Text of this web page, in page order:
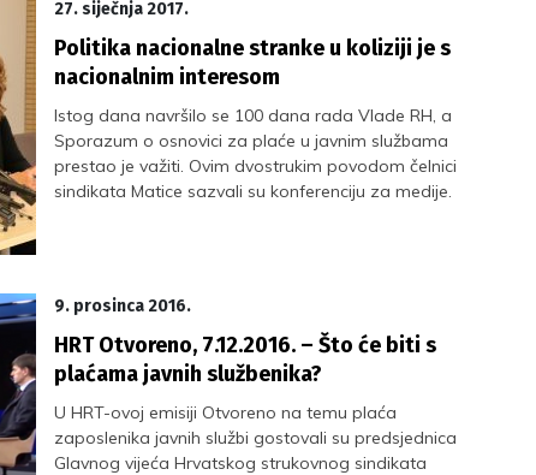
27. siječnja 2017.
Politika nacionalne stranke u koliziji je s
nacionalnim interesom
Istog dana navršilo se 100 dana rada Vlade RH, a
Sporazum o osnovici za plaće u javnim službama
prestao je važiti. Ovim dvostrukim povodom čelnici
sindikata Matice sazvali su konferenciju za medije.
9. prosinca 2016.
HRT Otvoreno, 7.12.2016. – Što će biti s
plaćama javnih službenika?
U HRT-ovoj emisiji Otvoreno na temu plaća
zaposlenika javnih službi gostovali su predsjednica
Glavnog vijeća Hrvatskog strukovnog sindikata